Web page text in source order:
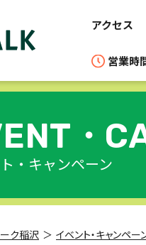
アクセス
営業時
・
・キャンペーン
ーク稲沢 イベント・キャンペー